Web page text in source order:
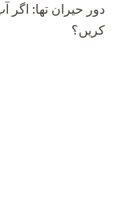
دور حیران تھا:
کریں؟